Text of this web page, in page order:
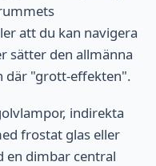
att du kan navigera
sätter den allmänna
där "grott-effekten".
indirekta
frostat glas eller
en dimbar central